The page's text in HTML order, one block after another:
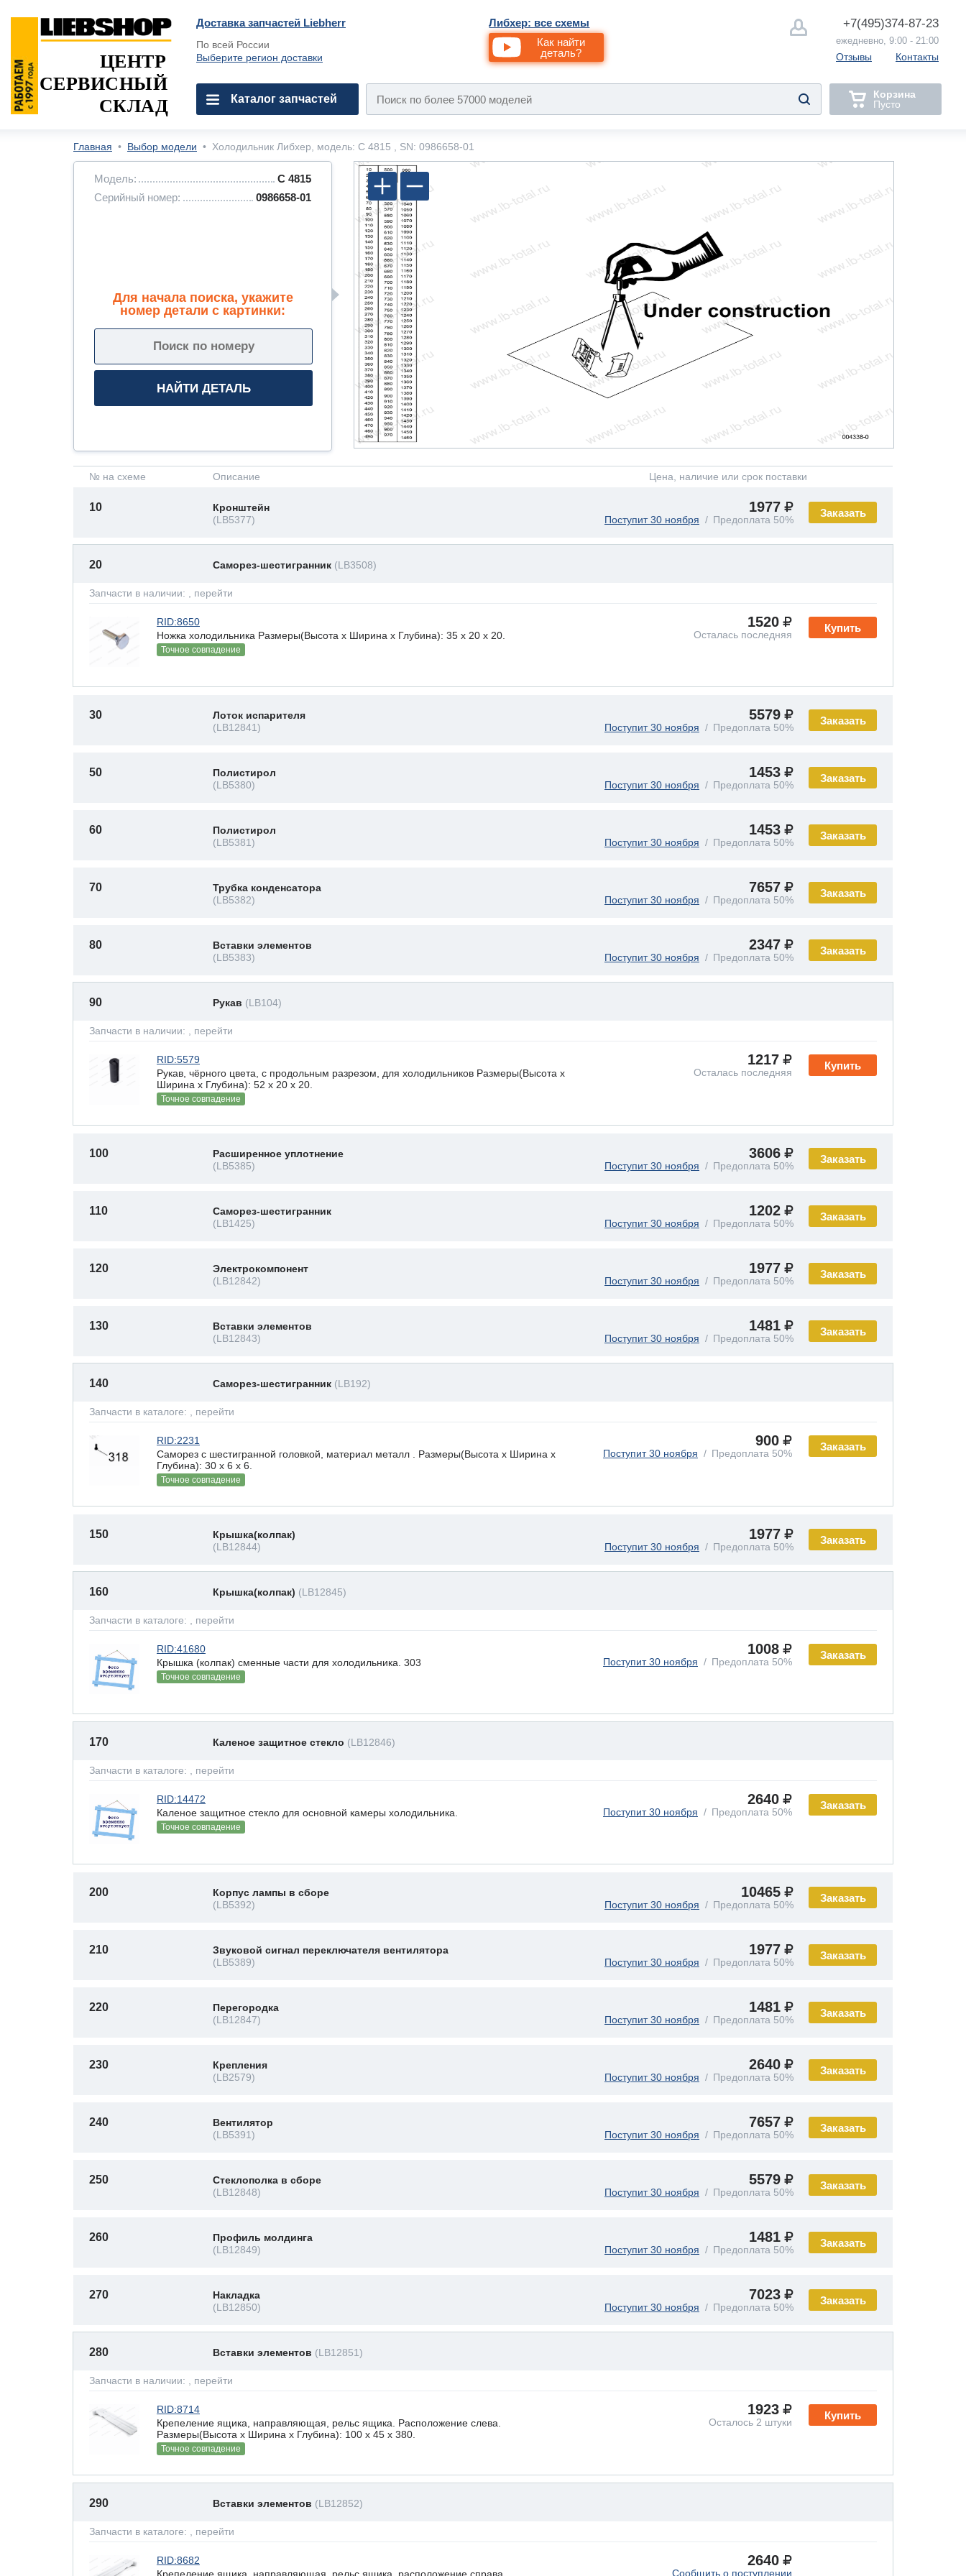
Доставка запчастей Liebherr
По всей России
Выберите регион доставки
Либхер: все схемы
Как найти
деталь?
+7(495)374-87-23
ежедневно, 9:00 - 21:00
Отзывы Контакты
ЦЕНТР
СЕРВИСНЫЙ
СКЛАД
Каталог запчастей
Корзина
Пусто
Главная • Выбор модели • Холодильник Либхер, модель: C 4815 , SN: 0986658-01
Модель:
C 4815
Серийный номер:
0986658-01
Для начала поиска, укажите
номер детали с картинки:
№ на схеме Описание Цена, наличие или срок поставки
Заказать
10
Кронштейн
(LB5377)
1977
Поступит 30 ноября Предоплата 50%
20 Саморез-шестигранник (LB3508)
Запчасти в наличии: , перейти
Купить
RID:8650
Ножка холодильника Размеры(Высота х Ширина х Глубина): 35 x 20 х 20.
Точное совпадение
1520
Осталась последняя
Заказать
30
Лоток испарителя
(LB12841)
5579
Поступит 30 ноября Предоплата 50%
Заказать
50
Полистирол
(LB5380)
1453
Поступит 30 ноября Предоплата 50%
Заказать
60
Полистирол
(LB5381)
1453
Поступит 30 ноября Предоплата 50%
Заказать
70
Трубка конденсатора
(LB5382)
7657
Поступит 30 ноября Предоплата 50%
Заказать
80
Вставки элементов
(LB5383)
2347
Поступит 30 ноября Предоплата 50%
90 Рукав (LB104)
Запчасти в наличии: , перейти
Купить
RID:5579
Рукав, чёрного цвета, с продольным разрезом, для холодильников Размеры(Высота х
Ширина х Глубина): 52 x 20 х 20.
Точное совпадение
1217
Осталась последняя
Заказать
100
Расширенное уплотнение
(LB5385)
3606
Поступит 30 ноября Предоплата 50%
Заказать
110
Саморез-шестигранник
(LB1425)
1202
Поступит 30 ноября Предоплата 50%
Заказать
120
Электрокомпонент
(LB12842)
1977
Поступит 30 ноября Предоплата 50%
Заказать
130
Вставки элементов
(LB12843)
1481
Поступит 30 ноября Предоплата 50%
140 Саморез-шестигранник (LB192)
Запчасти в каталоге: , перейти
Заказать
RID:2231
Саморез с шестигранной головкой, материал металл . Размеры(Высота х Ширина х
Глубина): 30 x 6 х 6.
Точное совпадение
900
Поступит 30 ноября Предоплата 50%
Заказать
150
Крышка(колпак)
(LB12844)
1977
Поступит 30 ноября Предоплата 50%
160 Крышка(колпак) (LB12845)
Запчасти в каталоге: , перейти
Заказать
RID:41680
Крышка (колпак) сменные части для холодильника. 303
Точное совпадение
1008
Поступит 30 ноября Предоплата 50%
170 Каленое защитное стекло (LB12846)
Запчасти в каталоге: , перейти
Заказать
RID:14472
Каленое защитное стекло для основной камеры холодильника.
Точное совпадение
2640
Поступит 30 ноября Предоплата 50%
Заказать
200
Корпус лампы в сборе
(LB5392)
10465
Поступит 30 ноября Предоплата 50%
Заказать
210
Звуковой сигнал переключателя вентилятора
(LB5389)
1977
Поступит 30 ноября Предоплата 50%
Заказать
220
Перегородка
(LB12847)
1481
Поступит 30 ноября Предоплата 50%
Заказать
230
Крепления
(LB2579)
2640
Поступит 30 ноября Предоплата 50%
Заказать
240
Вентилятор
(LB5391)
7657
Поступит 30 ноября Предоплата 50%
Заказать
250
Стеклополка в сборе
(LB12848)
5579
Поступит 30 ноября Предоплата 50%
Заказать
260
Профиль молдинга
(LB12849)
1481
Поступит 30 ноября Предоплата 50%
Заказать
270
Накладка
(LB12850)
7023
Поступит 30 ноября Предоплата 50%
280 Вставки элементов (LB12851)
Запчасти в наличии: , перейти
Купить
RID:8714
Крепеление ящика, направляющая, рельс ящика. Расположение слева.
Размеры(Высота х Ширина х Глубина): 100 x 45 х 380.
Точное совпадение
1923
Осталось 2 штуки
290 Вставки элементов (LB12852)
Запчасти в каталоге: , перейти
RID:8682
Крепеление ящика, направляющая, рельс ящика, расположение справа.
2640
Сообщить о поступлении